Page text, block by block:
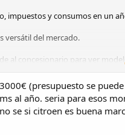
impuestos y consumos en un
versátil del mercado.
al concesionario para ver
de ventas. Son
de ellos con nadie. Ni contigo.
las mismas necesidades.
(presupuesto se
al año. seria para esos
se si citroen es buena